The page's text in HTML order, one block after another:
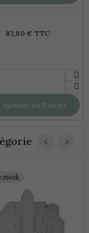
82,80 € TTC
Ajouter Au Panier
stock